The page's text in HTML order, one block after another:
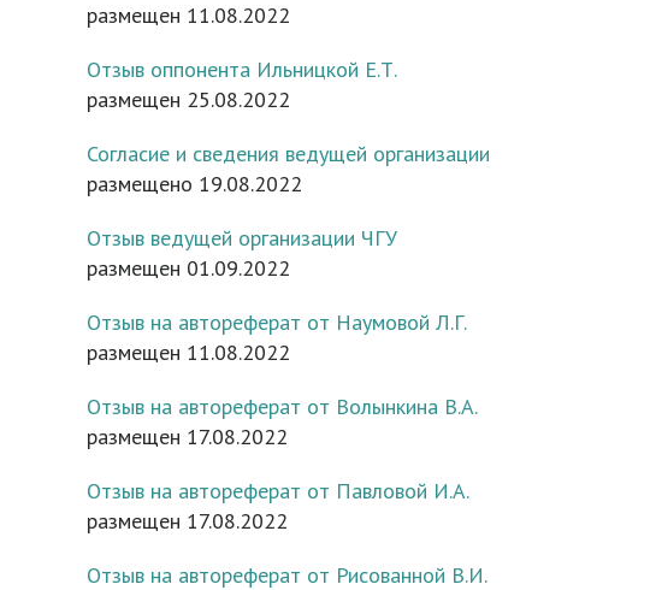
размещен 11.08.2022
Отзыв оппонента Ильницкой Е.Т.
размещен 25.08.2022
Согласие и сведения ведущей организации
размещено 19.08.2022
Отзыв ведущей организации ЧГУ
размещен 01.09.2022
Отзыв на автореферат от Наумовой Л.Г.
размещен 11.08.2022
Отзыв на автореферат от Волынкина В.А.
размещен 17.08.2022
Отзыв на автореферат от Павловой И.А.
размещен 17.08.2022
Отзыв на автореферат от Рисованной В.И.